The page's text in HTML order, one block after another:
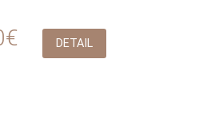
DETAIL